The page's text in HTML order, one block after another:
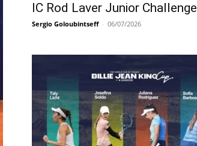
IC Rod Laver Junior Challenge
Sergio Goloubintseff - 06/07/2026